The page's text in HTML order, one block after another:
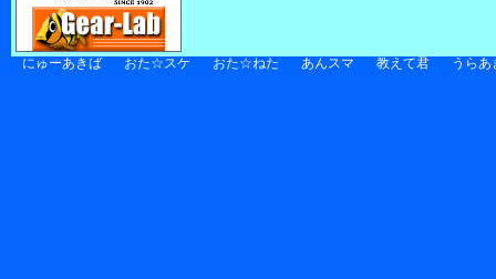
にゅーあきば おた☆スケ おた☆ねた あんスマ 教えて君 うらあ